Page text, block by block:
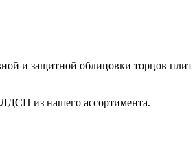
и защитной облицовки торцов
из нашего ассортимента.